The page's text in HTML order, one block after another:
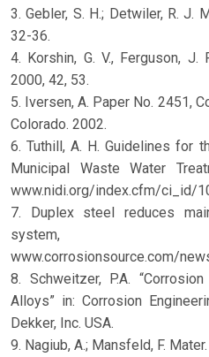
3. Gebler, S. H.; Detwiler, R. J.
32-36.
4. Korshin, G. V., Ferguson, J.
2000, 42, 53.
5. Iversen, A. Paper No. 2451,
Colorado. 2002.
6. Tuthill, A. H. Guidelines for
Municipal Waste Water
www.nidi.org/index.cfm/ci_id/
7. Duplex steel reduces
system,
www.corrosionsource.com/
8. Schweitzer, P.A.
Alloys” in: Corrosion
Dekker, Inc. USA.
9. Nagiub, A.; Mansfeld, F.